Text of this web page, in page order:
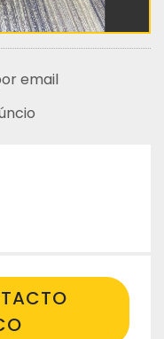
email